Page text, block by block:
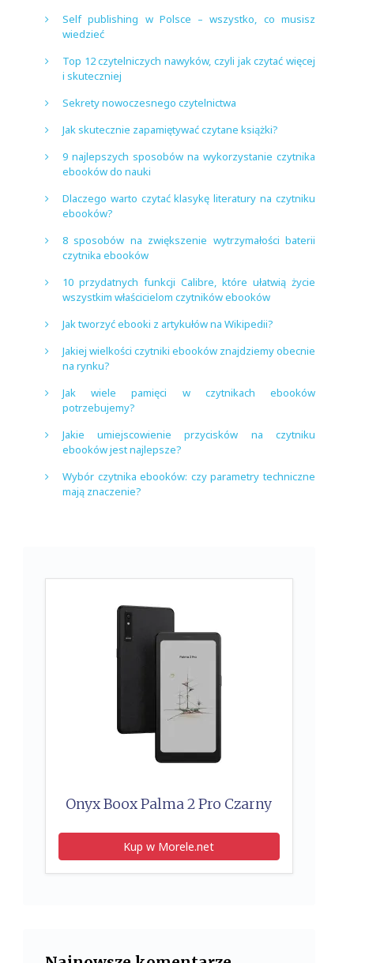
Self publishing w Polsce – wszystko, co musisz
wiedzieć
Top 12 czytelniczych nawyków, czyli jak czytać więcej
i skuteczniej
Sekrety nowoczesnego czytelnictwa
Jak skutecznie zapamiętywać czytane książki?
9 najlepszych sposobów na wykorzystanie czytnika
ebooków do nauki
Dlaczego warto czytać klasykę literatury na czytniku
ebooków?
8 sposobów na zwiększenie wytrzymałości baterii
czytnika ebooków
10 przydatnych funkcji Calibre, które ułatwią życie
wszystkim właścicielom czytników ebooków
Jak tworzyć ebooki z artykułów na Wikipedii?
Jakiej wielkości czytniki ebooków znajdziemy obecnie
na rynku?
Jak wiele pamięci w czytnikach ebooków
potrzebujemy?
Jakie umiejscowienie przycisków na czytniku
ebooków jest najlepsze?
Wybór czytnika ebooków: czy parametry techniczne
mają znaczenie?
Onyx Boox Palma 2 Pro Czarny
Kup w Morele.net